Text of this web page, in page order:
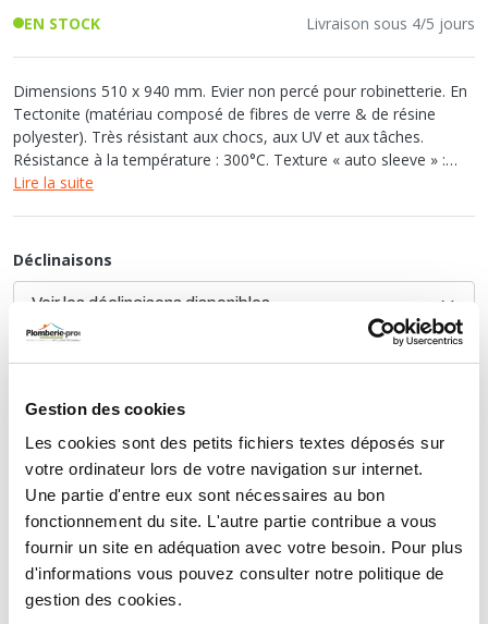
Gestion des cookies
Les cookies sont des petits fichiers textes déposés sur
votre ordinateur lors de votre navigation sur internet.
Une partie d'entre eux sont nécessaires au bon
fonctionnement du site. L'autre partie contribue a vous
fournir un site en adéquation avec votre besoin. Pour plus
d'informations vous pouvez consulter notre politique de
gestion des cookies.
COMPTEUR ET ACCESSOIRE
FILTRATION
EN STOCK Livraison sous 4/5 jours
Dimensions 510 x 940 mm. Evier non percé pour robinetterie. En
Tectonite (matériau composé de fibres de verre & de résine
polyester). Très résistant aux chocs, aux UV et aux tâches.
Résistance à la température : 300°C. Texture « auto sleeve » :
facile à nettoyer. Bonde de vidage inox manuelle Ø 90 mm.
Lire la suite
Déclinaisons
297,82 €TTC
248,18 €
AJOUTER AU PANIER
Retours et échanges jusqu'à 90 jours
En savoir plus